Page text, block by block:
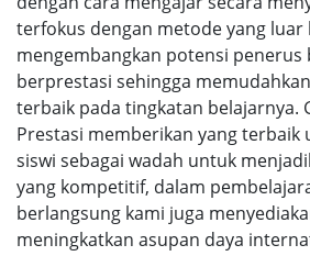
terfokus dengan metode yang luar
mengembangkan potensi penerus
berprestasi sehingga
terbaik pada tingkatan belajarnya.
Prestasi memberikan yang terbaik
siswi sebagai wadah untuk
yang kompetitif, dalam
berlangsung kami juga
meningkatkan asupan daya